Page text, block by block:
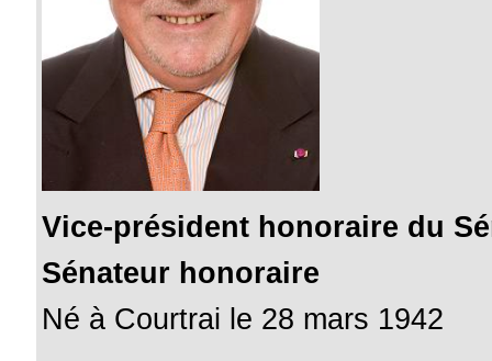
Vice-président honoraire du
Sénateur honoraire
Né à Courtrai le 28 mars 1942